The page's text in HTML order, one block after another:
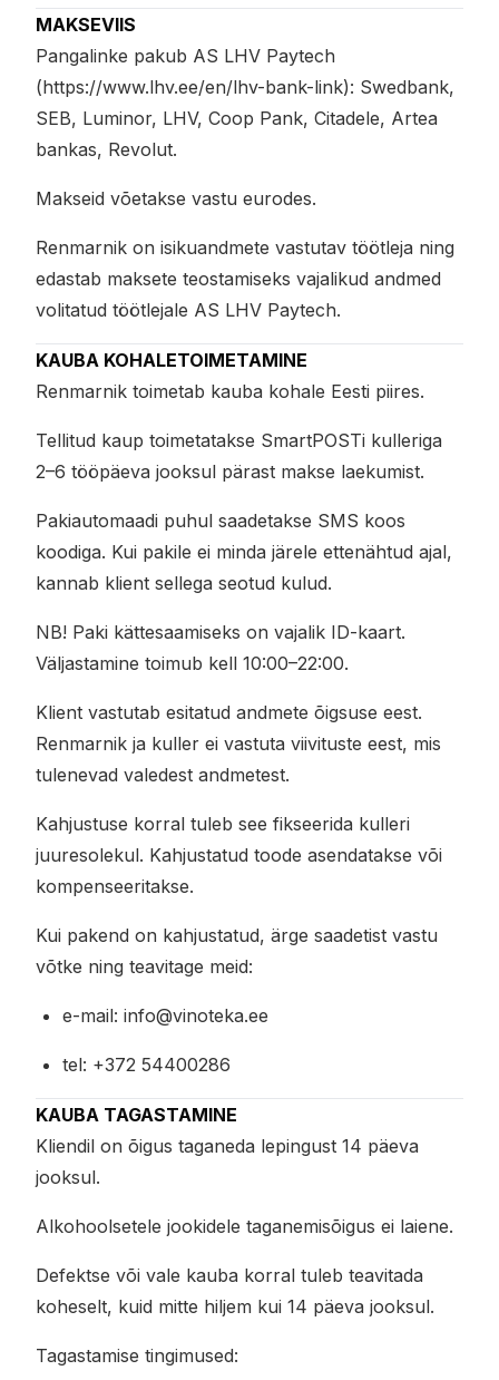
MAKSEVIIS
Pangalinke pakub AS LHV Paytech
(https://www.lhv.ee/en/lhv-bank-link): Swedbank,
SEB, Luminor, LHV, Coop Pank, Citadele, Artea
bankas, Revolut.
Makseid võetakse vastu eurodes.
Renmarnik on isikuandmete vastutav töötleja ning
edastab maksete teostamiseks vajalikud andmed
volitatud töötlejale AS LHV Paytech.
KAUBA KOHALETOIMETAMINE
Renmarnik toimetab kauba kohale Eesti piires.
Tellitud kaup toimetatakse SmartPOSTi kulleriga
2–6 tööpäeva jooksul pärast makse laekumist.
Pakiautomaadi puhul saadetakse SMS koos
koodiga. Kui pakile ei minda järele ettenähtud ajal,
kannab klient sellega seotud kulud.
NB! Paki kättesaamiseks on vajalik ID-kaart.
Väljastamine toimub kell 10:00–22:00.
Klient vastutab esitatud andmete õigsuse eest.
Renmarnik ja kuller ei vastuta viivituste eest, mis
tulenevad valedest andmetest.
Kahjustuse korral tuleb see fikseerida kulleri
juuresolekul. Kahjustatud toode asendatakse või
kompenseeritakse.
Kui pakend on kahjustatud, ärge saadetist vastu
võtke ning teavitage meid:
e-mail: info@vinoteka.ee
tel: +372 54400286
KAUBA TAGASTAMINE
Kliendil on õigus taganeda lepingust 14 päeva
jooksul.
Alkohoolsetele jookidele taganemisõigus ei laiene.
Defektse või vale kauba korral tuleb teavitada
koheselt, kuid mitte hiljem kui 14 päeva jooksul.
Tagastamise tingimused: